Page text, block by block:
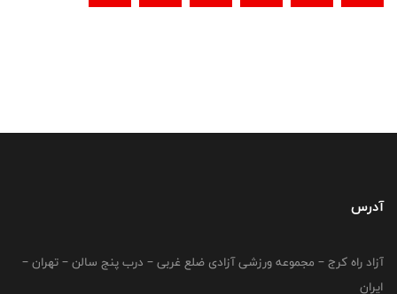
آدرس
آزاد راه کرج – مجموعه ورزشی آزادی ضلع غربی – درب پنج سالن – تهران –
ایران